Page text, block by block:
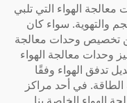
الهواء التي تلبي
والتهوية. سواء كان
تخصيص وحدات معالجة
وحدات معالجة الهواء
تدفق الهواء وفقًا
في أحد مراكز